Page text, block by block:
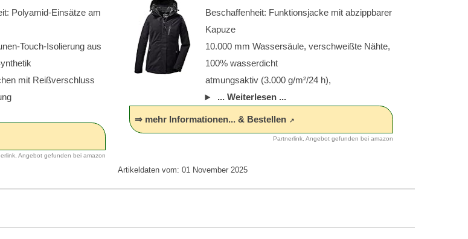
Polyamid-Einsätze am
Touch-Isolierung aus
mit Reißverschluss
Angebot gefunden bei amazon
Beschaffenheit: Funktionsjacke mit abzippbarer
Kapuze
10.000 mm Wassersäule, verschweißte Nähte,
100% wasserdicht
atmungsaktiv (3.000 g/m²/24 h),
... Weiterlesen ...
⇒ mehr Informationen... & Bestellen
Partnerlink, Angebot gefunden bei amazon
Artikeldaten vom: 01 November 2025